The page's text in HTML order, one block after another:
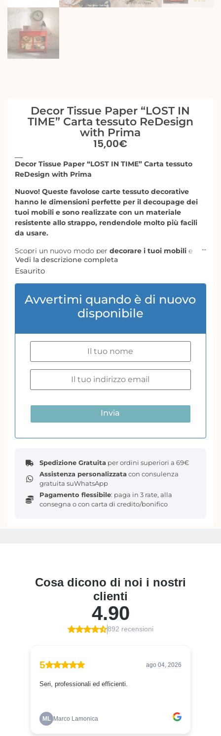
Decor Tissue Paper “LOST IN
TIME” Carta tessuto ReDesign
with Prima
15,00€
Decor Tissue Paper “LOST IN TIME” Carta tessuto
ReDesign with Prima
Nuovo! Queste favolose carte tessuto decorative
hanno le dimensioni perfette per il decoupage dei
tuoi mobili e sono realizzate con un materiale
resistente allo strappo, rendendole molto più facili
da usare.
Scopri un nuovo modo perdecorare i tuoi mobili e
oggetti con la Decor Tissue Paper Redesign.
fibrosa realizzata a macchina per un aspetto
strappo a differenza dei materiali in tessuto più
luminosi e vivaci.
Vedi la descrizione completa
Esaurito
Avvertimi quando è di nuovo
disponibile
Invia
Spedizione Gratuita per ordini superiori a 69€
Assistenza personalizzata con consulenza
gratuita suWhatsApp
Pagamento flessibile: paga in 3 rate, alla
consegna o con carta di credito/bonifico